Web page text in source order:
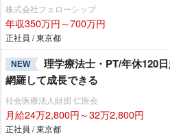
株式会社フェローシップ
年収350万円～700万円
正社員 / 東京都
NEW
理学療法士・PT/年休120
網羅して成長できる
社会医療法人財団 仁医会
月給24万2,800円～32万2,800円
正社員 / 東京都